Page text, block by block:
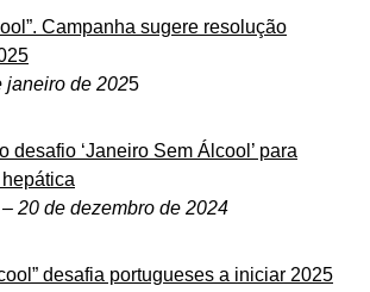
Campanha sugere resolução
janeiro de 2025
desafio ‘Janeiro Sem Álcool’ para
20 de dezembro de 2024
desafia portugueses a iniciar 2025